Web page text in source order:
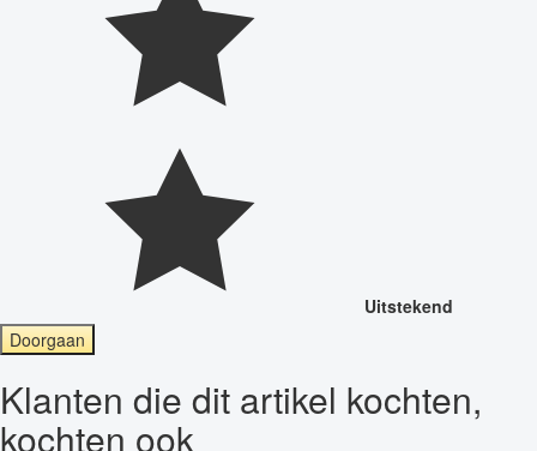
Uitstekend
Doorgaan
Klanten die dit artikel kochten,
kochten ook